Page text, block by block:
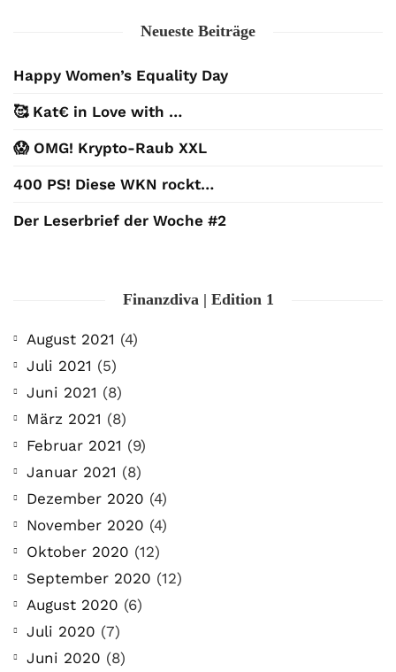
Neueste Beiträge
Happy Women’s Equality Day
🥰 Kat€ in Love with …
😱 OMG! Krypto-Raub XXL
400 PS! Diese WKN rockt…
Der Leserbrief der Woche #2
Finanzdiva | Edition 1
August 2021 (4)
Juli 2021 (5)
Juni 2021 (8)
März 2021 (8)
Februar 2021 (9)
Januar 2021 (8)
Dezember 2020 (4)
November 2020 (4)
Oktober 2020 (12)
September 2020 (12)
August 2020 (6)
Juli 2020 (7)
Juni 2020 (8)